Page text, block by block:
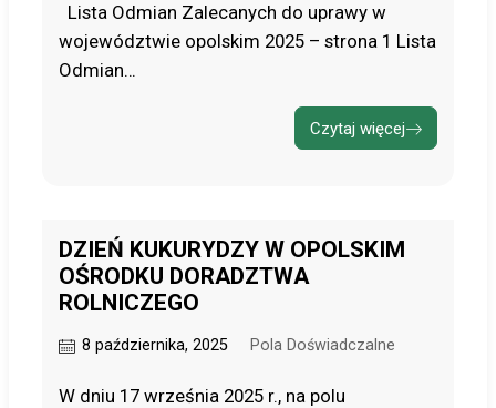
Lista Odmian Zalecanych do uprawy w
województwie opolskim 2025 – strona 1 Lista
Odmian…
Czytaj więcej
DZIEŃ KUKURYDZY W OPOLSKIM
OŚRODKU DORADZTWA
ROLNICZEGO
8 października, 2025 Pola Doświadczalne
W dniu 17 września 2025 r., na polu